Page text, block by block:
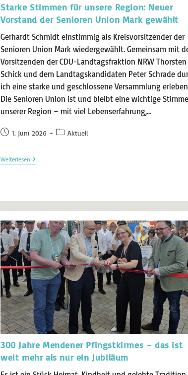
Starke Stimmen für unsere Region: Neuer
Vorstand der Senioren Union Mark gewählt
Gerhardt Schmidt einstimmig als Kreisvorsitzender der
Senioren Union Mark wiedergewählt. Gemeinsam mit
Vorsitzenden der CDU-Landtagsfraktion NRW Thorsten
Schick und dem Landtagskandidaten Peter Schrade
ich eine starke und geschlossene Versammlung
Die Senioren Union ist und bleibt eine wichtige
unserer Region – mit viel Lebenserfahrung,…
1. Juni 2026 Aktuell
Weiterlesen
300 Jahre Mendener Pfingstkirmes – das ist
weit mehr als nur ein Jubiläum